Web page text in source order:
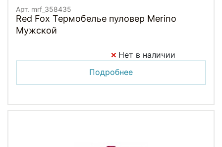
Арт. mrf_358435
Red Fox Термобелье пуловер Merino
Мужской
Нет в наличии
Подробнее